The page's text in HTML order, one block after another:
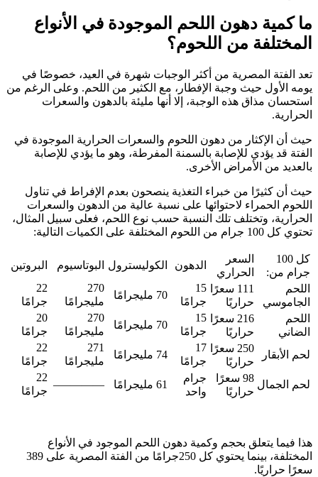
كمية دهون اللحم الموجودة في الأنواع
من اللحوم؟
الفتة المصرية من أكثر الوجبات شهرة في العيد، خصوصًا في
الأول حيث وجبة الإفطار، مع الكثير من اللحم. وعلى الرغم من
مذاق هذه الوجبة، إلا أنها مليئة بالدهون والسعرات
أن الإكثار من دهون اللحوم والسعرات الحرارية الموجودة في
قد يؤدي للإصابة بالسمنة المفرطة، وهو ما يؤدي للإصابة
من الأمراض الأخرى.
أن كثيرًا من خبراء التغذية ينصحون بعدم الإفراط في تناول
الحمراء لاحتوائها على نسبة عالية من الدهون والسعرات
وتختلف تلك النسبة حسب نوع اللحم، فعلى سبيل المثال،
جرام من اللحوم المختلفة على الكميات التالية:
كل 100
من:
السعر
الحراري
الدهون الكوليسترول البوتاسيوم
البروتين
111 سعرًا
حراريًا
15
جرامًا
270
مليجرامًا
جرامًا
216 سعرًا
حراريًا
15
جرامًا
270
مليجرامًا
جرامًا
الأبقار
250 سعرًا
حراريًا
17
جرامًا
271
مليجرامًا
جرامًا
الجمال
98 سعرًا
حراريًا
جرام
واحد
————–
جرامًا
فيما يتعلق بحجم وكمية دهون اللحم الموجود في الأنواع
المختلفة، بينما يحتوي كل 250جرامًا من الفتة المصرية على 389
حراريًا.